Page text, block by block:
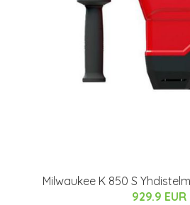
Milwaukee K 850 S
929.9 EUR